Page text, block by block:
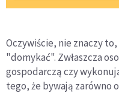
Oczywiście, nie znaczy
"domykać". Zwłaszcza
gospodarczą czy
tego, że bywają zarówno